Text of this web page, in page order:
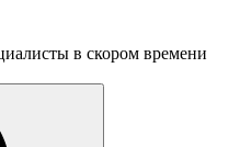
в скором времени